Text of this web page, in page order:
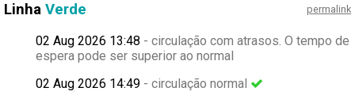
permalink
Linha Verde
02 Aug 2026 13:48 - circulação com atrasos. O tempo de
espera pode ser superior ao normal
02 Aug 2026 14:49 - circulação normal